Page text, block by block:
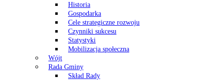
Historia
Gospodarka
Cele strategiczne rozwoju
Czynniki sukcesu
Statystyki
Mobilizacja społeczna
Wójt
Rada Gminy
Skład Rady